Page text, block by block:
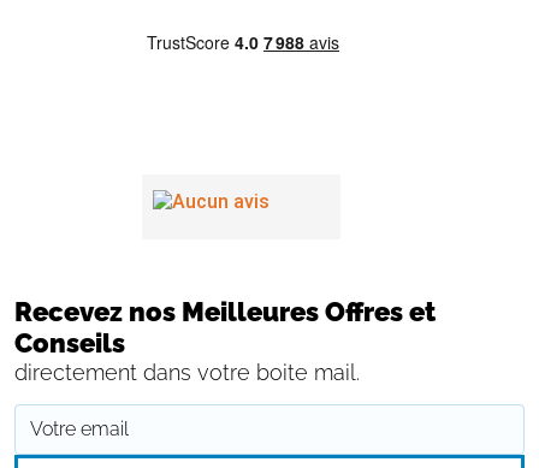
Recevez nos Meilleures Offres et
Conseils
directement dans votre boite mail.